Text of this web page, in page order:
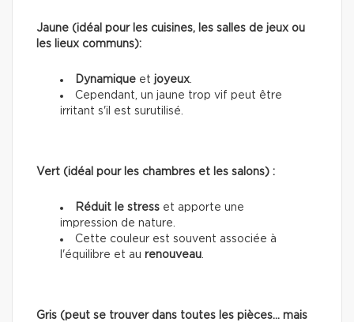
Jaune (idéal pour les cuisines, les salles de jeux ou
les lieux communs):
Dynamique et joyeux
Cependant, un jaune trop vif peut être
irritant s'il est surutilisé.
Vert (idéal pour les chambres et les salons) :
Réduit le stress et apporte une
impression de nature.
Cette couleur est souvent associée à
l'équilibre et au renouveau
Gris (peut se trouver dans toutes les pièces… mais